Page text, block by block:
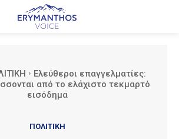
Ελεύθεροι επαγγελματίες:
από το ελάχιστο τεκμαρτό
εισόδημα
ΠΟΛΙΤΙΚΗ